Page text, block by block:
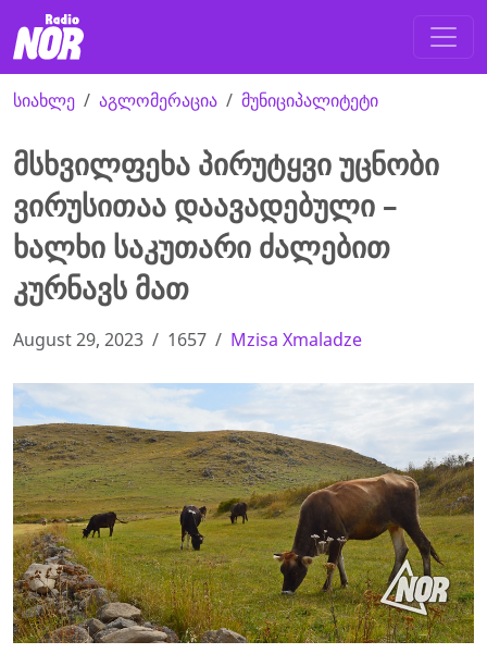
სიახლე აგლომერაცია მუნიციპალიტეტი
მსხვილფეხა პირუტყვი უცნობი
ვირუსითაა დაავადებული –
ხალხი საკუთარი ძალებით
კურნავს მათ
August 29, 2023 1657 Mzisa Xmaladze